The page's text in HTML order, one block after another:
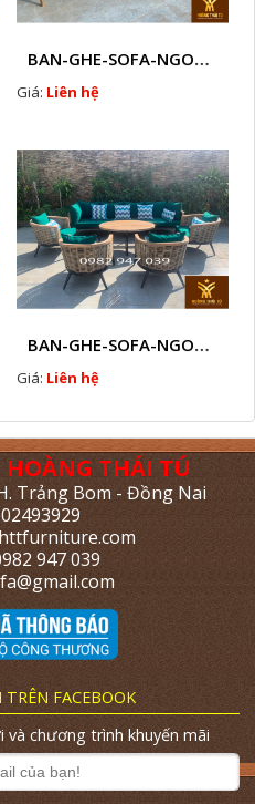
BAN-GHE-SOFA-NGOAI-TROI-GIA-MAY-KN12
Giá: Liên hệ
BAN-GHE-SOFA-NGOAI-TROI-GIA-MAY-KN10
Giá: Liên hệ
THÁI TÚ
Trảng Bom - Đồng Nai
947 039
FACEBOOK
chương trình khuyến mãi